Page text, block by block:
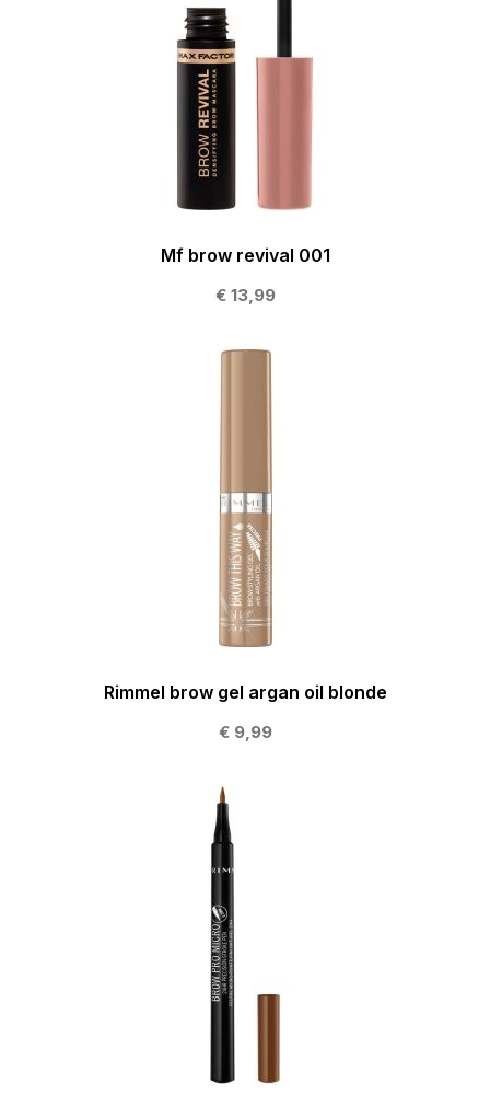
Mf brow revival 001
€ 13,99
Rimmel brow gel argan oil blonde
€ 9,99